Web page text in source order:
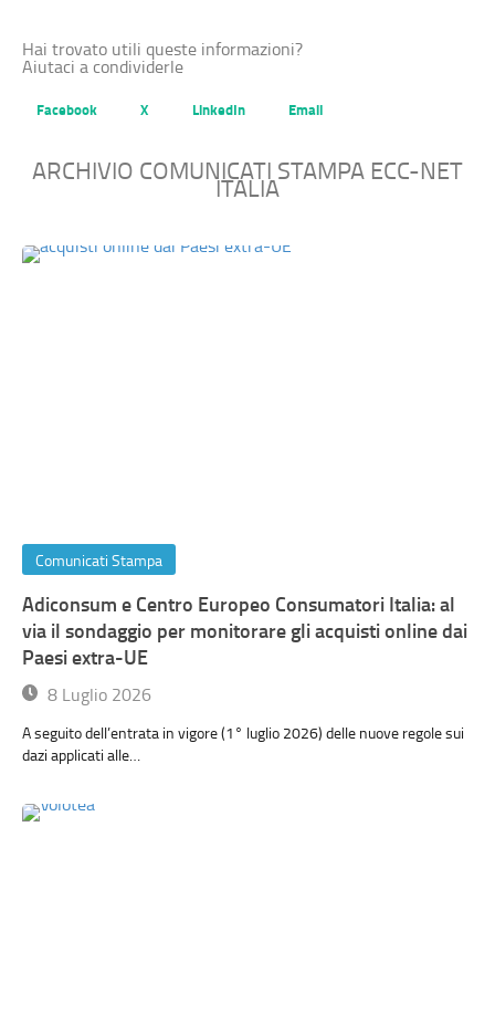
Hai trovato utili queste informazioni?
Aiutaci a condividerle
Facebook X LinkedIn Email
ARCHIVIO COMUNICATI STAMPA ECC-NET
ITALIA
Comunicati Stampa
Adiconsum e Centro Europeo Consumatori Italia: al
via il sondaggio per monitorare gli acquisti online dai
Paesi extra-UE
8 Luglio 2026
A seguito dell’entrata in vigore (1° luglio 2026) delle nuove regole sui
dazi applicati alle…